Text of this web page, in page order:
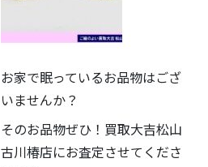
お家で眠っているお品物はござ
いませんか？
そのお品物ぜひ！買取大吉松山
古川椿店にお査定させてくださ